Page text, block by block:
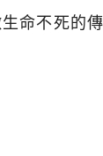
命不死的